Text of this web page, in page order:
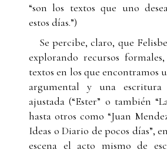
“son los textos que uno
estos días.”)
Se percibe, claro, que
explorando recursos
textos en los que encontramos
argumental y una
ajustada (“Ester” o también
hasta otros como “Juan
Ideas o Diario de pocos días”,
escena el acto mismo de